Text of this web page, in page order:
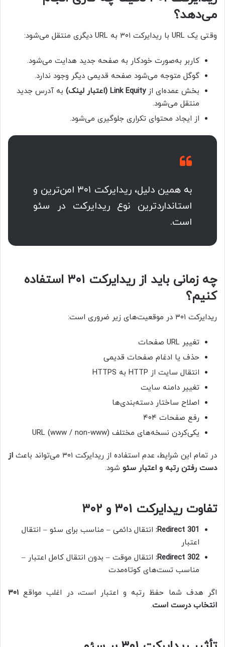
می‌دهد؟
وقتی یک URL با ریدایرکت ۳۰۱ به URL دیگری منتقل می‌شود:
کاربر به‌صورت خودکار به صفحه جدید هدایت می‌شود.
گوگل متوجه می‌شود صفحه قدیمی دیگر وجود ندارد.
بخش عمده‌ای ازLink Equity (اعتبار لینک)
به آدرس جدید
منتقل می‌شود.
از ایجاد محتوای تکراری جلوگیری می‌شود.
به همین دلیل، ریدایرکت ۳۰۱ امن‌ترین و
استانداردترین نوع ریدایرکت در سئو
است.
چه زمانی باید از ریدایرکت ۳۰۱ استفاده
کنیم؟
ریدایرکت ۳۰۱ در موقعیت‌های زیر ضروری است:
تغییر URL صفحات
حذف یا ادغام صفحات قدیمی
انتقال سایت از HTTP به HTTPS
تغییر دامنه سایت
اصلاح ساختار دسته‌بندی‌ها
رفع صفحات ۴۰۴
یکی‌کردن نسخه‌های مختلف URL (www / non-www)
در تمام این شرایط، عدم استفاده از ریدایرکت ۳۰۱ می‌تواند باعث
از
دست رفتن رتبه و اعتبار سئو شود.
تفاوت ریدایرکت ۳۰۱ و ۳۰۲
301 Redirect:
انتقال دائمی – مناسب برای سئو – انتقال
اعتبار
302 Redirect:
انتقال موقت – بدون انتقال کامل اعتبار –
مناسب تست‌های کوتاه‌مدت
اگر هدف شما حفظ رتبه و اعتبار است، در اغلب مواقع ۳۰۱
انتخاب درست است.